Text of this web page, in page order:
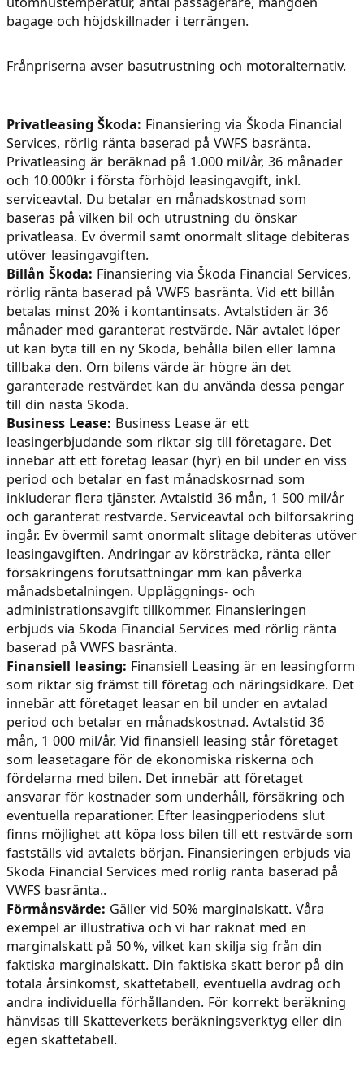
bagage och höjdskillnader i terrängen.
Frånpriserna avser basutrustning och motoralternativ.
Privatleasing Škoda: Finansiering via Škoda Financial
Services, rörlig ränta baserad på VWFS basränta.
Privatleasing är beräknad på 1.000 mil/år, 36 månader
och 10.000kr i första förhöjd leasingavgift, inkl.
serviceavtal. Du betalar en månadskostnad som
baseras på vilken bil och utrustning du önskar
privatleasa. Ev övermil samt onormalt slitage debiteras
utöver leasingavgiften.
Billån Škoda: Finansiering via Škoda Financial Services,
rörlig ränta baserad på VWFS basränta. Vid ett billån
betalas minst 20% i kontantinsats. Avtalstiden är 36
månader med garanterat restvärde. När avtalet löper
ut kan byta till en ny Skoda, behålla bilen eller lämna
tillbaka den. Om bilens värde är högre än det
garanterade restvärdet kan du använda dessa pengar
till din nästa Skoda.
Business Lease: Business Lease är ett
leasingerbjudande som riktar sig till företagare. Det
innebär att ett företag leasar (hyr) en bil under en viss
period och betalar en fast månadskosrnad som
inkluderar flera tjänster. Avtalstid 36 mån, 1 500 mil/år
och garanterat restvärde. Serviceavtal och bilförsäkring
ingår. Ev övermil samt onormalt slitage debiteras utöver
leasingavgiften. Ändringar av körsträcka, ränta eller
försäkringens förutsättningar mm kan påverka
månadsbetalningen. Uppläggnings- och
administrationsavgift tillkommer. Finansieringen
erbjuds via Skoda Financial Services med rörlig ränta
baserad på VWFS basränta.
Finansiell leasing: Finansiell Leasing är en leasingform
som riktar sig främst till företag och näringsidkare. Det
innebär att företaget leasar en bil under en avtalad
period och betalar en månadskostnad. Avtalstid 36
mån, 1 000 mil/år. Vid finansiell leasing står företaget
som leasetagare för de ekonomiska riskerna och
fördelarna med bilen. Det innebär att företaget
ansvarar för kostnader som underhåll, försäkring och
eventuella reparationer. Efter leasingperiodens slut
finns möjlighet att köpa loss bilen till ett restvärde som
fastställs vid avtalets början. Finansieringen erbjuds via
Skoda Financial Services med rörlig ränta baserad på
VWFS basränta..
Förmånsvärde: Gäller vid 50% marginalskatt. Våra
exempel är illustrativa och vi har räknat med en
marginalskatt på 50 %, vilket kan skilja sig från din
faktiska marginalskatt. Din faktiska skatt beror på din
totala årsinkomst, skattetabell, eventuella avdrag och
andra individuella förhållanden. För korrekt beräkning
hänvisas till Skatteverkets beräkningsverktyg eller din
egen skattetabell.